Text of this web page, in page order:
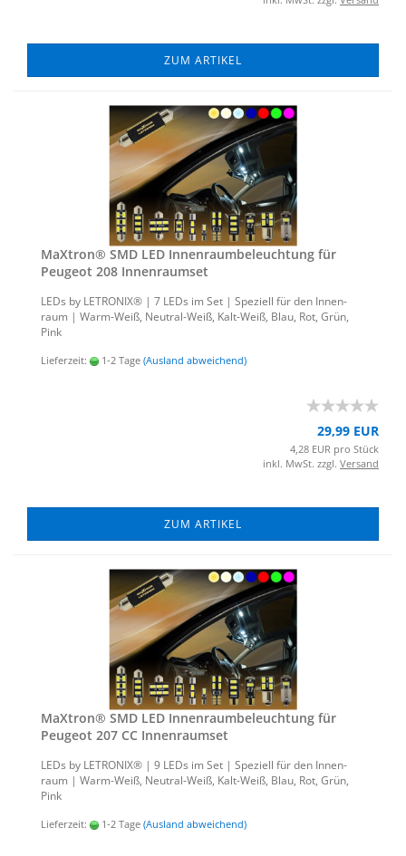
ZUM ARTIKEL
MaX­tron® SMD LED In­nen­raum­be­leuch­tung für
Peu­geot 208 In­nen­ra­um­set
LEDs by LE­TRO­NIX® | 7 LEDs im Set | Spe­zi­ell für den In­nen­
raum | Warm-​Weiß, Neutral-​Weiß, Kalt-​Weiß, Blau, Rot, Grün,
Pink
Lieferzeit: 1-2 Tage (Ausland abweichend)
29,99 EUR
4,28 EUR pro Stück
inkl. MwSt. zzgl. Versand
ZUM ARTIKEL
MaX­tron® SMD LED In­nen­raum­be­leuch­tung für
Peu­geot 207 CC In­nen­ra­um­set
LEDs by LE­TRO­NIX® | 9 LEDs im Set | Spe­zi­ell für den In­nen­
raum | Warm-​Weiß, Neutral-​Weiß, Kalt-​Weiß, Blau, Rot, Grün,
Pink
Lieferzeit: 1-2 Tage (Ausland abweichend)